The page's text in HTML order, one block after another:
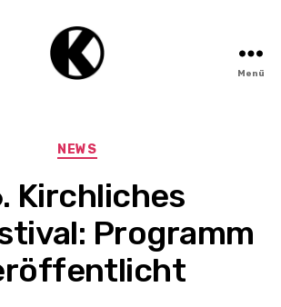
und
Filmkultur
(IKF)
Menü
Kategorien
NEWS
Kirchliches
Programm